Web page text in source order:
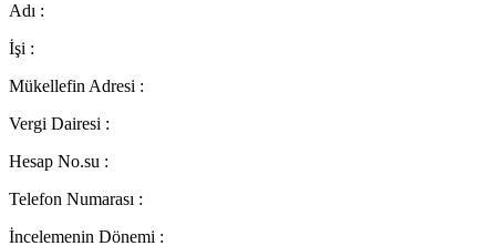
Adı :
İşi :
Mükellefin Adresi :
Vergi Dairesi :
Hesap No.su :
Telefon Numarası :
İncelemenin Dönemi :